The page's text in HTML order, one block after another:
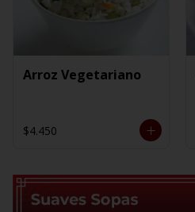
Arroz Vegetariano
$4.450